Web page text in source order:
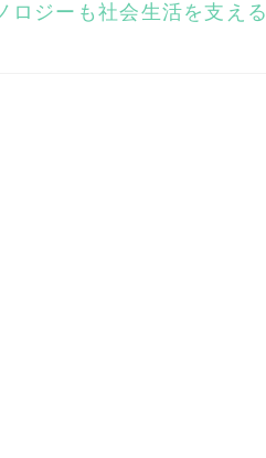
ロジーも社会生活を支える